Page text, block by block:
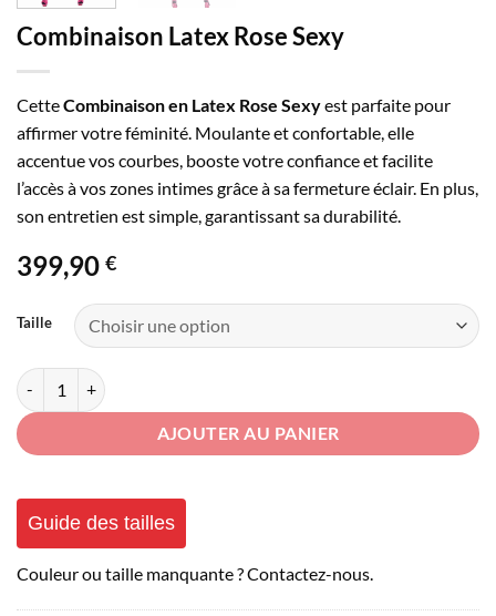
Combinaison Latex Rose Sexy
CetteCombinaison en Latex Rose Sexyest parfaite pour
affirmer votre féminité. Moulante et confortable, elle
accentue vos courbes, booste votre confiance et facilite
l’accès à vos zones intimes grâce à sa fermeture éclair. En plus,
son entretien est simple, garantissant sa durabilité.
399,90 €
Taille
quantité de Combinaison Latex Rose Sexy
AJOUTER AU PANIER
Guide des tailles
Couleur ou taille manquante ? Contactez-nous.